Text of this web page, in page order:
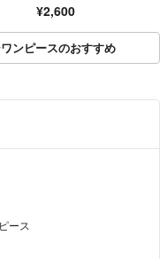
¥2,600
ンピースのおすすめ
ース